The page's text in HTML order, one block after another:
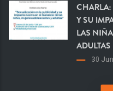
Y SU
LAS
ADULTAS
30